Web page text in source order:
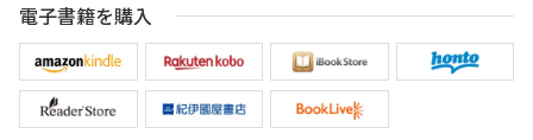
電子書籍を購入